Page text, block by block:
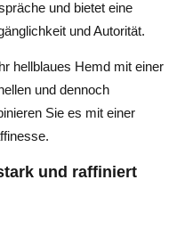
und bietet eine
und Autorität.
hellblaues Hemd mit einer
und dennoch
Sie es mit einer
und raffiniert